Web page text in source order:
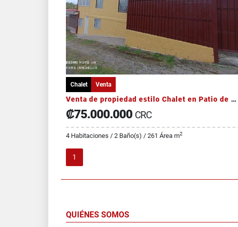
Chalet Venta
Venta de propiedad estilo Chalet en Patio de Agua Coronado
₡75.000.000 CRC
4 Habitaciones / 2 Baño(s) / 261 Área m2
1
QUIÉNES SOMOS